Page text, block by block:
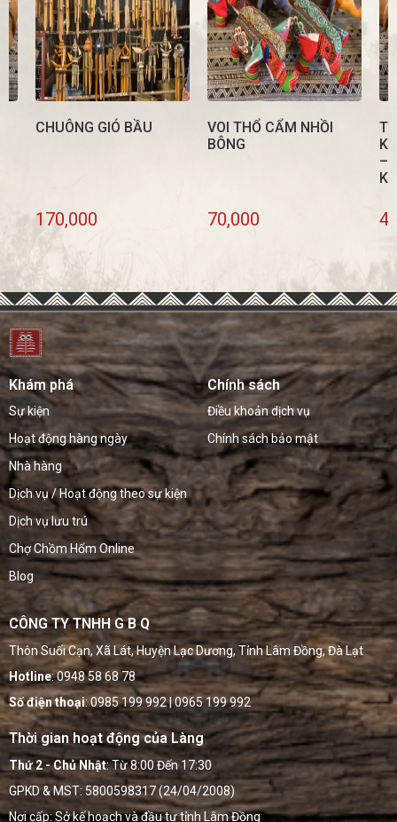
CHUÔNG GIÓ BẦU
170,000
VOI THỔ CẨM NHỒI
BÔNG
70,000
–
Khám phá
Sự kiện
Hoạt động hàng ngày
Nhà hàng
Dịch vụ / Hoạt động theo sự kiện
Dịch vụ lưu trú
Chợ Chồm Hổm Online
Blog
Chính sách
Điều khoản dịch vụ
Chính sách bảo mật
CÔNG TY TNHH G B Q
Thôn Suối Cạn, Xã Lát, Huyện Lạc Dương, Tỉnh Lâm Đồng, Đà Lạt
Hotline: 0948 58 68 78
Số điện thoại: 0985 199 992 | 0965 199 992
Thời gian hoạt động của Làng
Thứ 2 - Chủ Nhật: Từ 8:00 Đến 17:30
GPKD & MST: 5800598317 (24/04/2008)
Nơi cấp: Sở kế hoạch và đầu tư tỉnh Lâm Đồng